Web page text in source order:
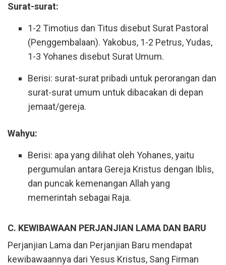
Surat-surat:
1-2 Timotius dan Titus disebut Surat Pastoral
(Penggembalaan). Yakobus, 1-2 Petrus, Yudas,
1-3 Yohanes disebut Surat Umum.
Berisi: surat-surat pribadi untuk perorangan dan
surat-surat umum untuk dibacakan di depan
jemaat/gereja.
Wahyu:
Berisi: apa yang dilihat oleh Yohanes, yaitu
pergumulan antara Gereja Kristus dengan Iblis,
dan puncak kemenangan Allah yang
memerintah sebagai Raja.
C. KEWIBAWAAN PERJANJIAN LAMA DAN BARU
Perjanjian Lama dan Perjanjian Baru mendapat
kewibawaannya dari Yesus Kristus, Sang Firman